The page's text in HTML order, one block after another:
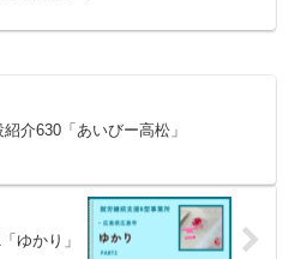
紹介630「あいびー高松」
ゆかり」